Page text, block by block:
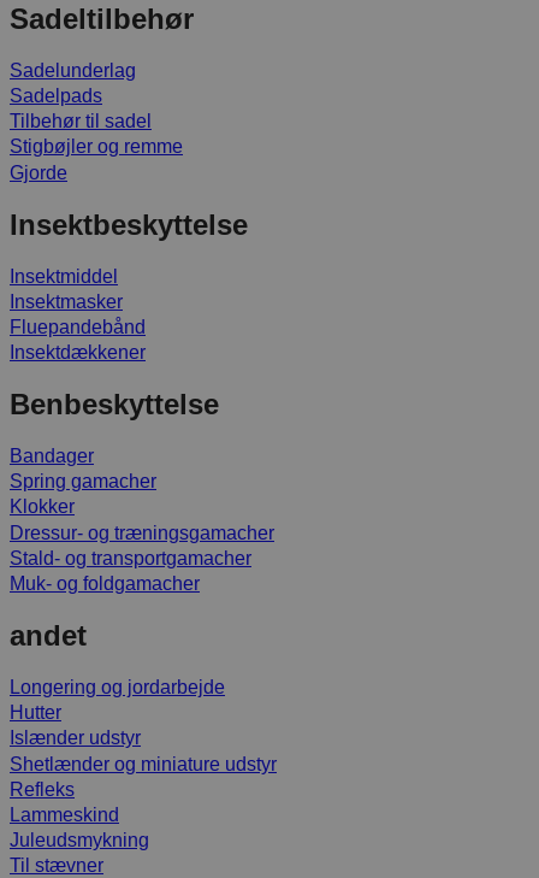
Sadeltilbehør
Sadelunderlag
Sadelpads
Tilbehør til sadel
Stigbøjler og remme
Gjorde
Insektbeskyttelse
Insektmiddel
Insektmasker
Fluepandebånd
Insektdækkener
Benbeskyttelse
Bandager
Spring gamacher
Klokker
Dressur- og træningsgamacher
Stald- og transportgamacher
Muk- og foldgamacher
andet
Longering og jordarbejde
Hutter
Islænder udstyr
Shetlænder og miniature udstyr
Refleks
Lammeskind
Juleudsmykning
Til stævner